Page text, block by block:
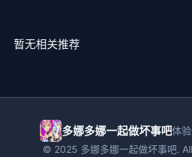
暂无相关推荐
多娜多娜一起做坏事吧体
© 2025 多娜多娜一起做坏事吧.